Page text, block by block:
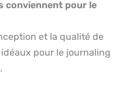
conviennent pour le
et la qualité de
pour le journaling